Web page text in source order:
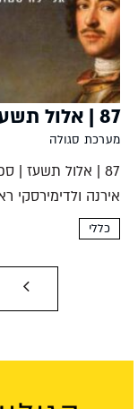
87 | אלול תשעז | ספטמבר 2017
מערכת סגולה
אירנה
ודיפלומט בשירות
כללי